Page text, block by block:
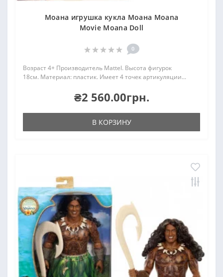
Моана игрушка кукла Моана Moana
Movie Moana Doll
0
Возраст 4+ Производитель Mattel. Высота фигурок
18см. Материал: пластик. Имеет 4 точек артикуляции...
₴2 560.00грн.
В КОРЗИНУ